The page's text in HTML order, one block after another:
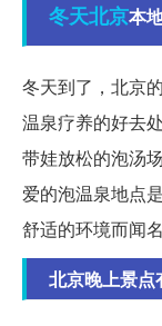
冬天北京本
冬天到了，北京
温泉疗养的好去
带娃放松的泡汤
爱的泡温泉地点
舒适的环境而闻
北京晚上景点